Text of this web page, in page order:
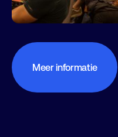
Meer informatie